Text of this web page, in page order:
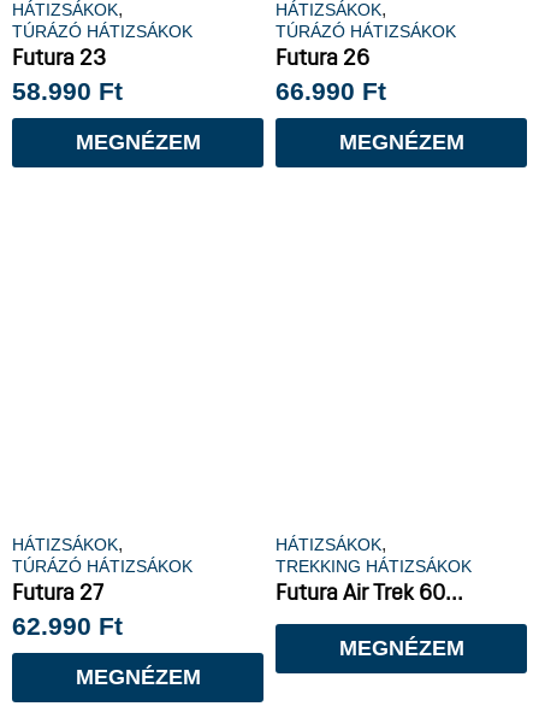
HÁTIZSÁKOK,
TÚRÁZÓ HÁTIZSÁKOK
Futura 23
58.990 Ft
MEGNÉZEM
HÁTIZSÁKOK,
TÚRÁZÓ HÁTIZSÁKOK
Futura 26
66.990 Ft
MEGNÉZEM
HÁTIZSÁKOK,
TÚRÁZÓ HÁTIZSÁKOK
Futura 27
62.990 Ft
MEGNÉZEM
HÁTIZSÁKOK,
TREKKING HÁTIZSÁKOK
Futura Air Trek 60...
MEGNÉZEM